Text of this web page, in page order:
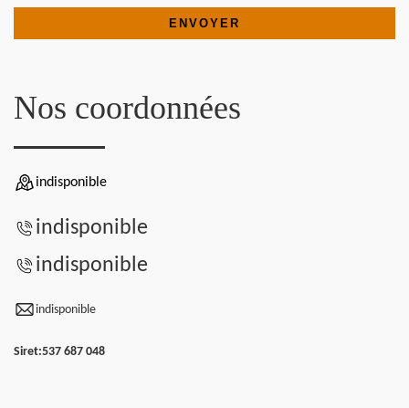
Nos coordonnées
indisponible
indisponible
indisponible
indisponible
Siret:537 687 048